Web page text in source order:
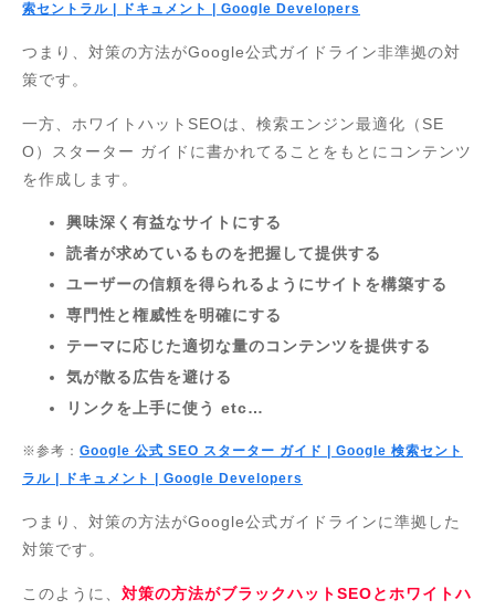
索セントラル | ドキュメント | Google Developers
つまり、対策の方法がGoogle公式ガイドライン非準拠の対
策です。
一方、ホワイトハットSEOは、検索エンジン最適化（SE
O）スターター ガイドに書かれてることをもとにコンテンツ
を作成します。
興味深く有益なサイトにする
読者が求めているものを把握して提供する
ユーザーの信頼を得られるようにサイトを構築する
専門性と権威性を明確にする
テーマに応じた適切な量のコンテンツを提供する
気が散る広告を避ける
リンクを上手に使う etc…
※参考： Google 公式 SEO スターター ガイド | Google 検索セント
ラル | ドキュメント | Google Developers
つまり、対策の方法がGoogle公式ガイドラインに準拠した
対策です。
このように、 対策の方法がブラックハットSEOとホワイトハ